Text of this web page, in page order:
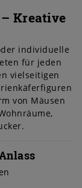
Kreative
individuelle
für jeden
vielseitigen
von Mäusen